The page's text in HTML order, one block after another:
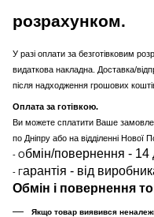
розрахунком.
У разі оплати за безготівковим
видаткова накладна. Доставка/
після надходження грошових
Оплата за готівкою.
Ви можете сплатити Ваше
по Дніпру або на відділенні Нової
- Обмін/повернення - 14
- Гарантія - від
Обмін і повернення
Якщо товар виявився